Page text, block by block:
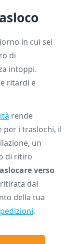
in cui sei
di
intoppi.
ritardi e
rende
per i traslochi, il
un
di ritiro
verso
dal
della tua
.